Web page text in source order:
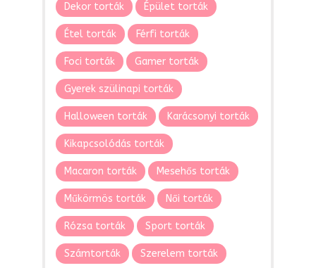
Dekor torták Épület torták
Étel torták Férfi torták
Foci torták Gamer torták
Gyerek szülinapi torták
Halloween torták Karácsonyi torták
Kikapcsolódás torták
Macaron torták Mesehős torták
Műkörmös torták Női torták
Rózsa torták Sport torták
Számtorták Szerelem torták